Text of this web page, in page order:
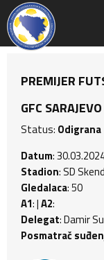
PREMIJER
GFC
Status: Odigrana
Datum:
Stadion: SD
Gledalaca: 50
A1: |A2:
Delegat: Damir
Posmatrač